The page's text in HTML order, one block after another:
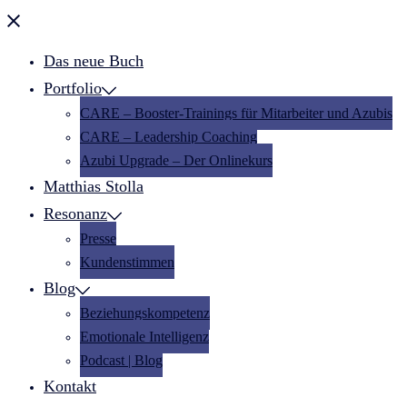
Menü
Das neue Buch
Portfolio
CARE – Booster-Trainings für Mitarbeiter und Azubis
CARE – Leadership Coaching
Azubi Upgrade – Der Onlinekurs
Matthias Stolla
Resonanz
Presse
Kundenstimmen
Blog
Beziehungskompetenz
Emotionale Intelligenz
Podcast | Blog
Kontakt